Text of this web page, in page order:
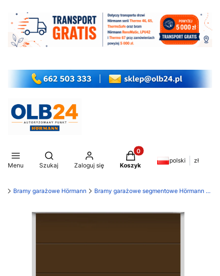
Menu
Otwórz wyszukiwarkę
Szukaj Zaloguj się
Produkty w koszyku: 0.
Koszyk
polski zł
Bramy garażowe Hörmann Bramy garażowe segmentowe Hörmann RenoMatic